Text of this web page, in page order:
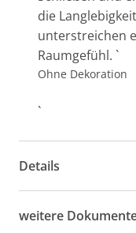
die
unterstreichen
Raumgefühl. `
Ohne Dekoration
`
Details
weitere